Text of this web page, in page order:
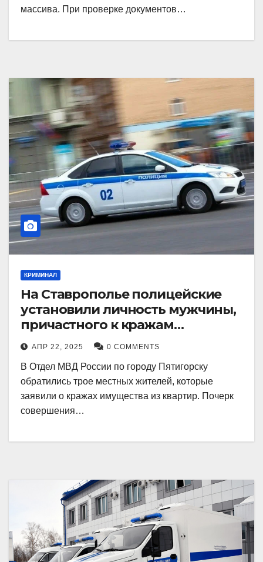
массива. При проверке документов…
КРИМИНАЛ
На Ставрополье полицейские
установили личность мужчины,
причастного к кражам
имущества из квартир в
Пятигорске
АПР 22, 2025 0 COMMENTS
В Отдел МВД России по городу Пятигорску
обратились трое местных жителей, которые
заявили о кражах имущества из квартир. Почерк
совершения…